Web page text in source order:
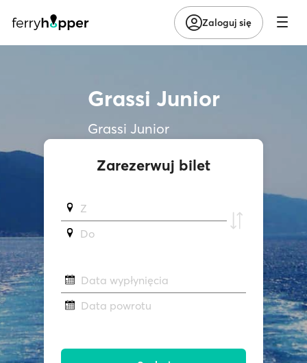
Zaloguj się
Grassi Junior
Grassi Junior
Zarezerwuj bilet
Z
Do
Data wypłynięcia
Data powrotu